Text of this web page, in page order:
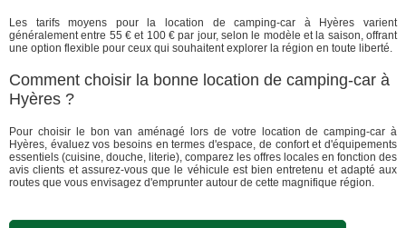
Les tarifs moyens pour la location de camping-car à Hyères varient
généralement entre 55 € et 100 € par jour, selon le modèle et la saison, offrant
une option flexible pour ceux qui souhaitent explorer la région en toute liberté.
Comment choisir la bonne location de camping-car à
Hyères ?
Pour choisir le bon van aménagé lors de votre location de camping-car à
Hyères, évaluez vos besoins en termes d'espace, de confort et d'équipements
essentiels (cuisine, douche, literie), comparez les offres locales en fonction des
avis clients et assurez-vous que le véhicule est bien entretenu et adapté aux
routes que vous envisagez d'emprunter autour de cette magnifique région.